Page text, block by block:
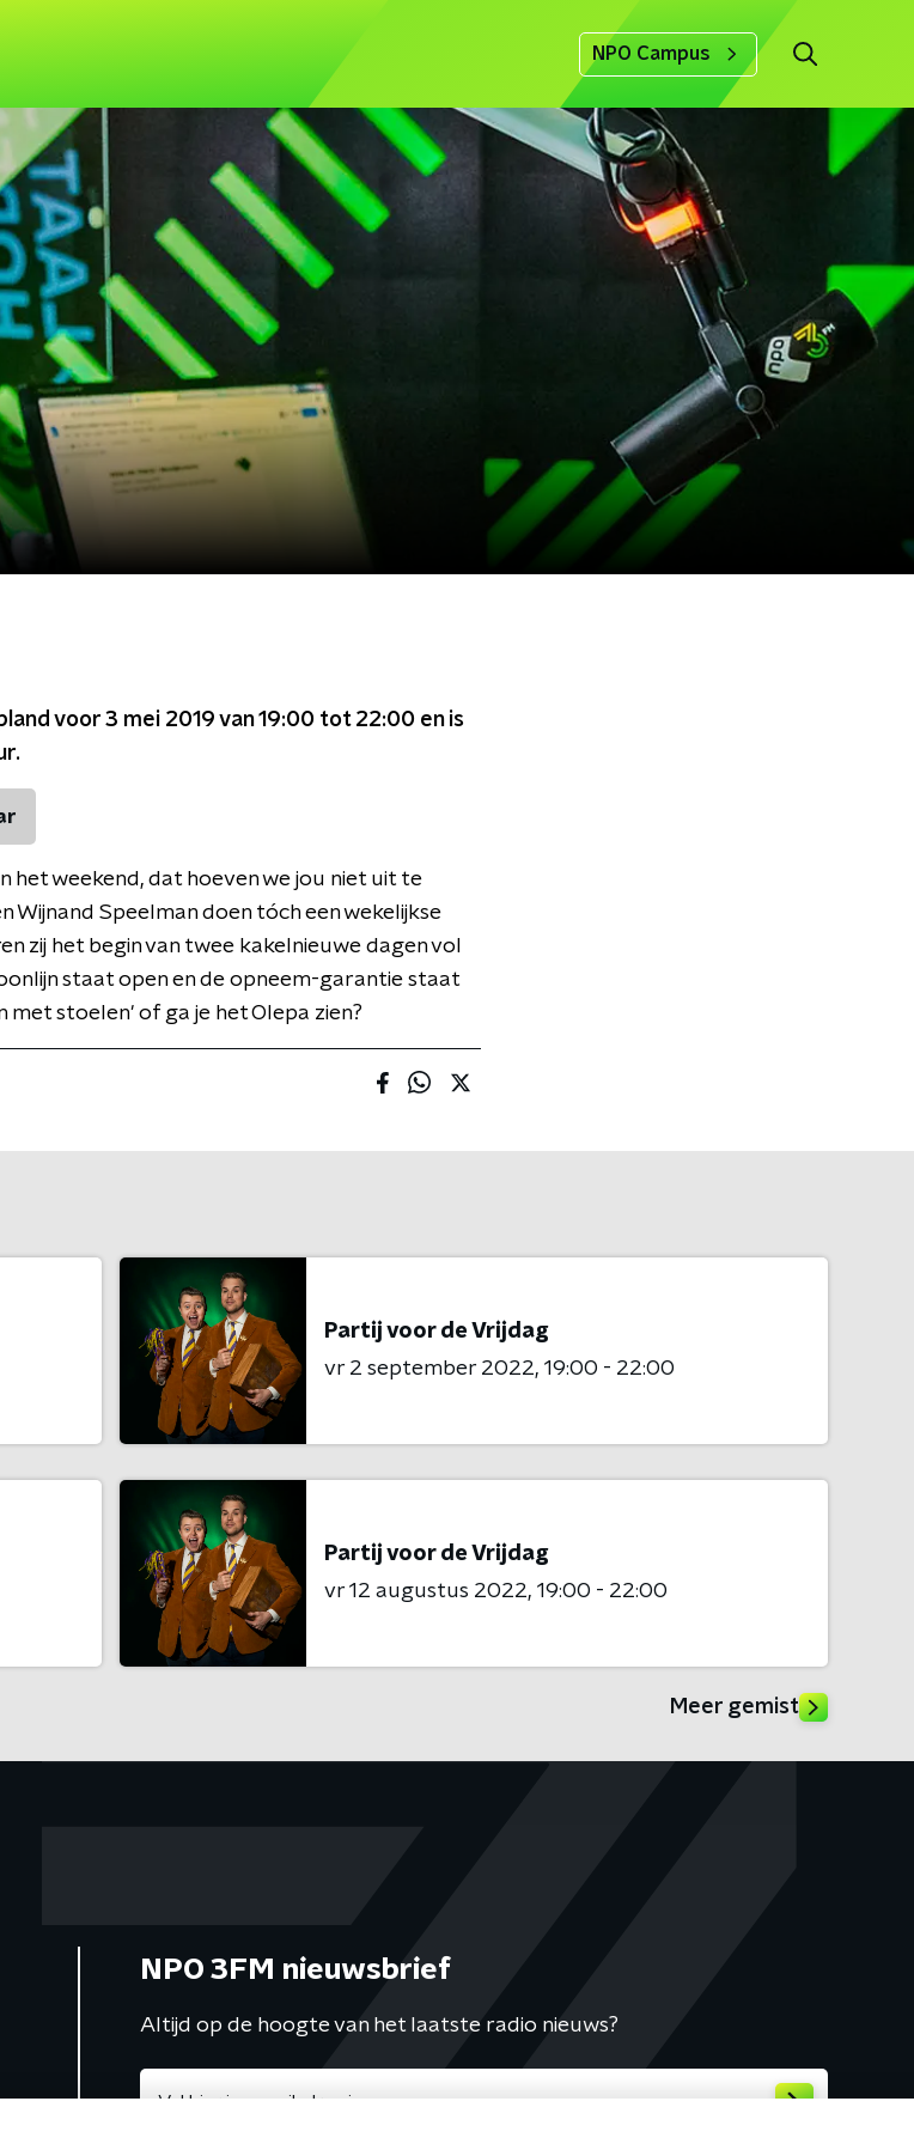
NPO Campus
voor 3 mei 2019 van 19:00 tot 22:00 en is
het weekend, dat hoeven we jou niet uit te
Wijnand Speelman doen tóch een wekelijkse
zij het begin van twee kakelnieuwe dagen vol
staat open en de opneem-garantie staat
met stoelen' of ga je het Olepa zien?
Partij voor de Vrijdag
vr 2 september 2022 19:00 - 22:00
Partij voor de Vrijdag
vr 12 augustus 2022 19:00 - 22:00
Meer gemist
NPO 3FM nieuwsbrief
Altijd op de hoogte van het laatste radio nieuws?